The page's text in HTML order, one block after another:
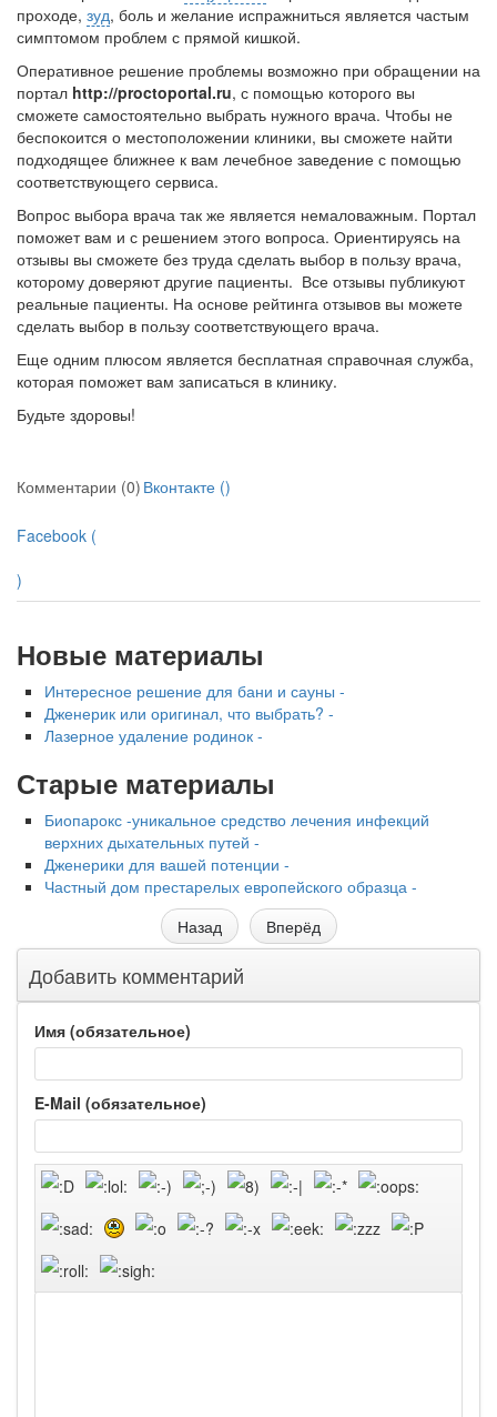
больничной палате
бесплатно, в течении всего срока лечения...
проходе, зуд, боль и желание испражниться является частым
симптомом проблем с прямой кишкой.
Оперативное решение проблемы возможно при обращении на
портал http://proctoportal.ru, с помощью которого вы
сможете самостоятельно выбрать нужного врача. Чтобы не
беспокоится о местоположении клиники, вы сможете найти
подходящее ближнее к вам лечебное заведение с помощью
соответствующего сервиса.
Вопрос выбора врача так же является немаловажным. Портал
поможет вам и с решением этого вопроса. Ориентируясь на
отзывы вы сможете без труда сделать выбор в пользу врача,
которому доверяют другие пациенты. Все отзывы публикуют
реальные пациенты. На основе рейтинга отзывов вы можете
сделать выбор в пользу соответствующего врача.
Еще одним плюсом является бесплатная справочная служба,
которая поможет вам записаться в клинику.
Будьте здоровы!
Комментарии (0) Вконтакте ()
Facebook (
)
Новые материалы
Интересное решение для бани и сауны -
Дженерик или оригинал, что выбрать? -
Лазерное удаление родинок -
Старые материалы
Биопарокс -уникальное средство лечения инфекций
верхних дыхательных путей -
Дженерики для вашей потенции -
Частный дом престарелых европейского образца -
Назад
Вперёд
Добавить комментарий
Имя (обязательное)
E-Mail (обязательное)